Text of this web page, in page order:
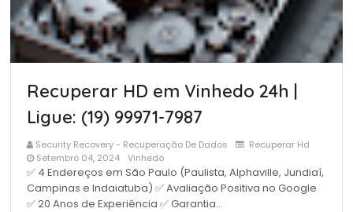
Recuperar HD em Vinhedo 24h |
Ligue: (19) 99971-7987
Security Recovery - Recuperação De Dados
Setembro 04, 2024
Recuperar Hd
Vinhedo
✅ 4 Endereços em São Paulo (Paulista, Alphaville, Jundiaí,
Campinas e Indaiatuba) ✅ Avaliação Positiva no Google
✅ 20 Anos de Experiência ✅ Garantia…